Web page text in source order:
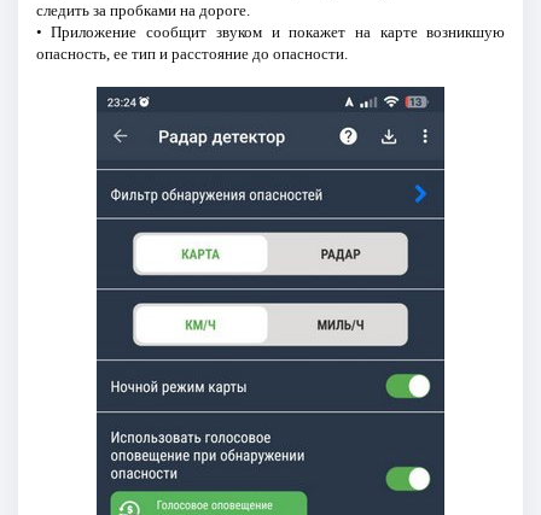
следить за пробками на дороге.
• Приложение сообщит звуком и покажет на карте возникшую
опасность, ее тип и расстояние до опасности.